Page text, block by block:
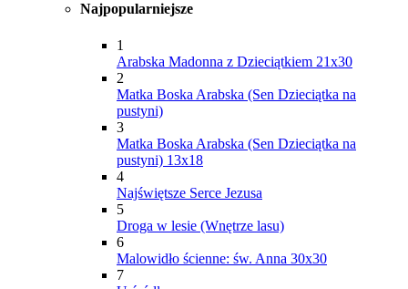
Najpopularniejsze
1
Arabska Madonna z Dzieciątkiem 21x30
2
Matka Boska Arabska (Sen Dzieciątka na
pustyni)
3
Matka Boska Arabska (Sen Dzieciątka na
pustyni) 13x18
4
Najświętsze Serce Jezusa
5
Droga w lesie (Wnętrze lasu)
6
Malowidło ścienne: św. Anna 30x30
7